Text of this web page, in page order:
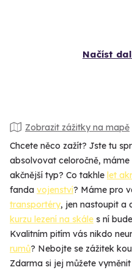
Načíst
Zobrazit zážitky na mapě
Chcete něco zažít? Jste tu
absolvovat celoročně,
akčnější typ? Co takhle let
fanda vojenství? Máme pro
transportéry, jen nastoupit a
kurzu lezení na skále s ní
Kvalitním pitím vás nikdo
rumů? Nebojte se zážitek
Zdarma si jej můžete